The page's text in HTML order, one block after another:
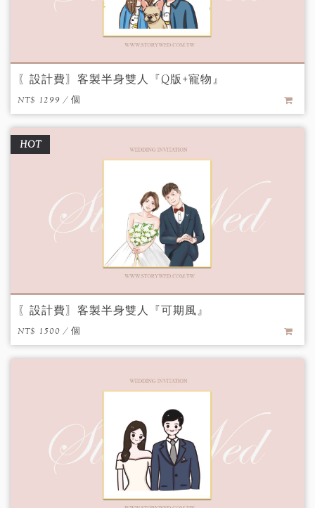
〖設計費〗客製半身雙人『Q版+寵物』
NT$ 1299 / 個
HOT
〖設計費〗客製半身雙人『可期風』
NT$ 1500 / 個